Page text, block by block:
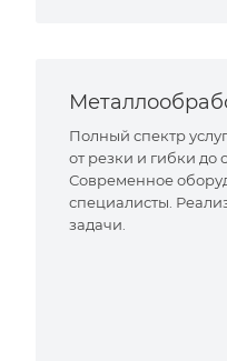
Полный спектр
от резки и гибки до
Современное
специалисты.
задачи.